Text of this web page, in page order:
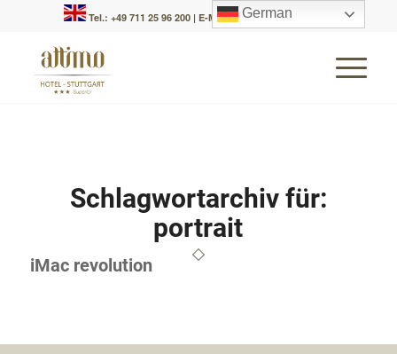
Tel.: +49 711 25 96 200 | E-Mail: info@attimo-hotel.de
Schlagwortarchiv für:
portrait
iMac revolution
German